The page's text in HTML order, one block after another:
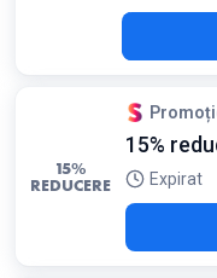
15%
REDUCERE
15%
Expirat